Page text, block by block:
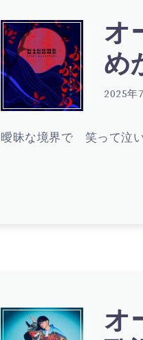
(
ス
タ
ー
(213/
ゲ
ン
サ
ヨ
シ
た
オ
ー
オ
め
2025年
曖昧な境界で 笑って泣
オ